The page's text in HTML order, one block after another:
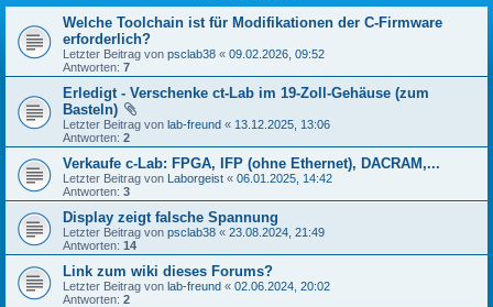
Welche Toolchain ist für Modifikationen der C-Firmware
erforderlich?
Letzter Beitrag von psclab38 « 09.02.2026, 09:52
Antworten: 7
Erledigt - Verschenke ct-Lab im 19-Zoll-Gehäuse (zum
Basteln)
Letzter Beitrag von lab-freund « 13.12.2025, 13:06
Antworten: 2
Verkaufe c-Lab: FPGA, IFP (ohne Ethernet), DACRAM,...
Letzter Beitrag von Laborgeist « 06.01.2025, 14:42
Antworten: 3
Display zeigt falsche Spannung
Letzter Beitrag von psclab38 « 23.08.2024, 21:49
Antworten: 14
Link zum wiki dieses Forums?
Letzter Beitrag von lab-freund « 02.06.2024, 20:02
Antworten: 2